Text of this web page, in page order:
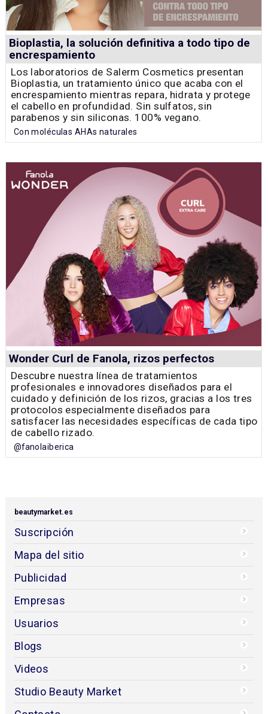
Bioplastia, la solución definitiva a todo tipo de
encrespamiento
Los laboratorios de Salerm Cosmetics presentan
Bioplastia, un tratamiento único que acaba con el
encrespamiento mientras repara, hidrata y protege
el cabello en profundidad. Sin sulfatos, sin
parabenos y sin siliconas. 100% vegano.
Con moléculas AHAs naturales
Wonder Curl de Fanola, rizos perfectos
Descubre nuestra línea de tratamientos
profesionales e innovadores diseñados para el
cuidado y definición de los rizos, gracias a los tres
protocolos especialmente diseñados para
satisfacer las necesidades específicas de cada tipo
de cabello rizado.
@fanolaiberica
beautymarket.es
Suscripción
Mapa del sitio
Publicidad
Empresas
Usuarios
Blogs
Videos
Studio Beauty Market